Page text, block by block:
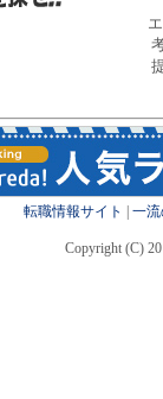
転職情報サイト 一
Copyright (C)